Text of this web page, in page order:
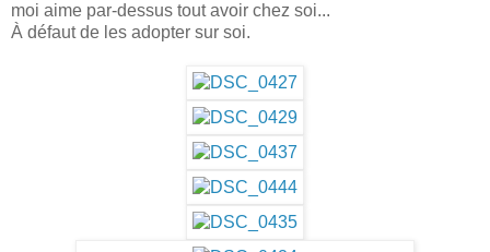
moi aime par-dessus tout avoir chez soi...
À défaut de les adopter sur soi.